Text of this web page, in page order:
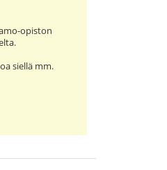
opiston
siellä mm.